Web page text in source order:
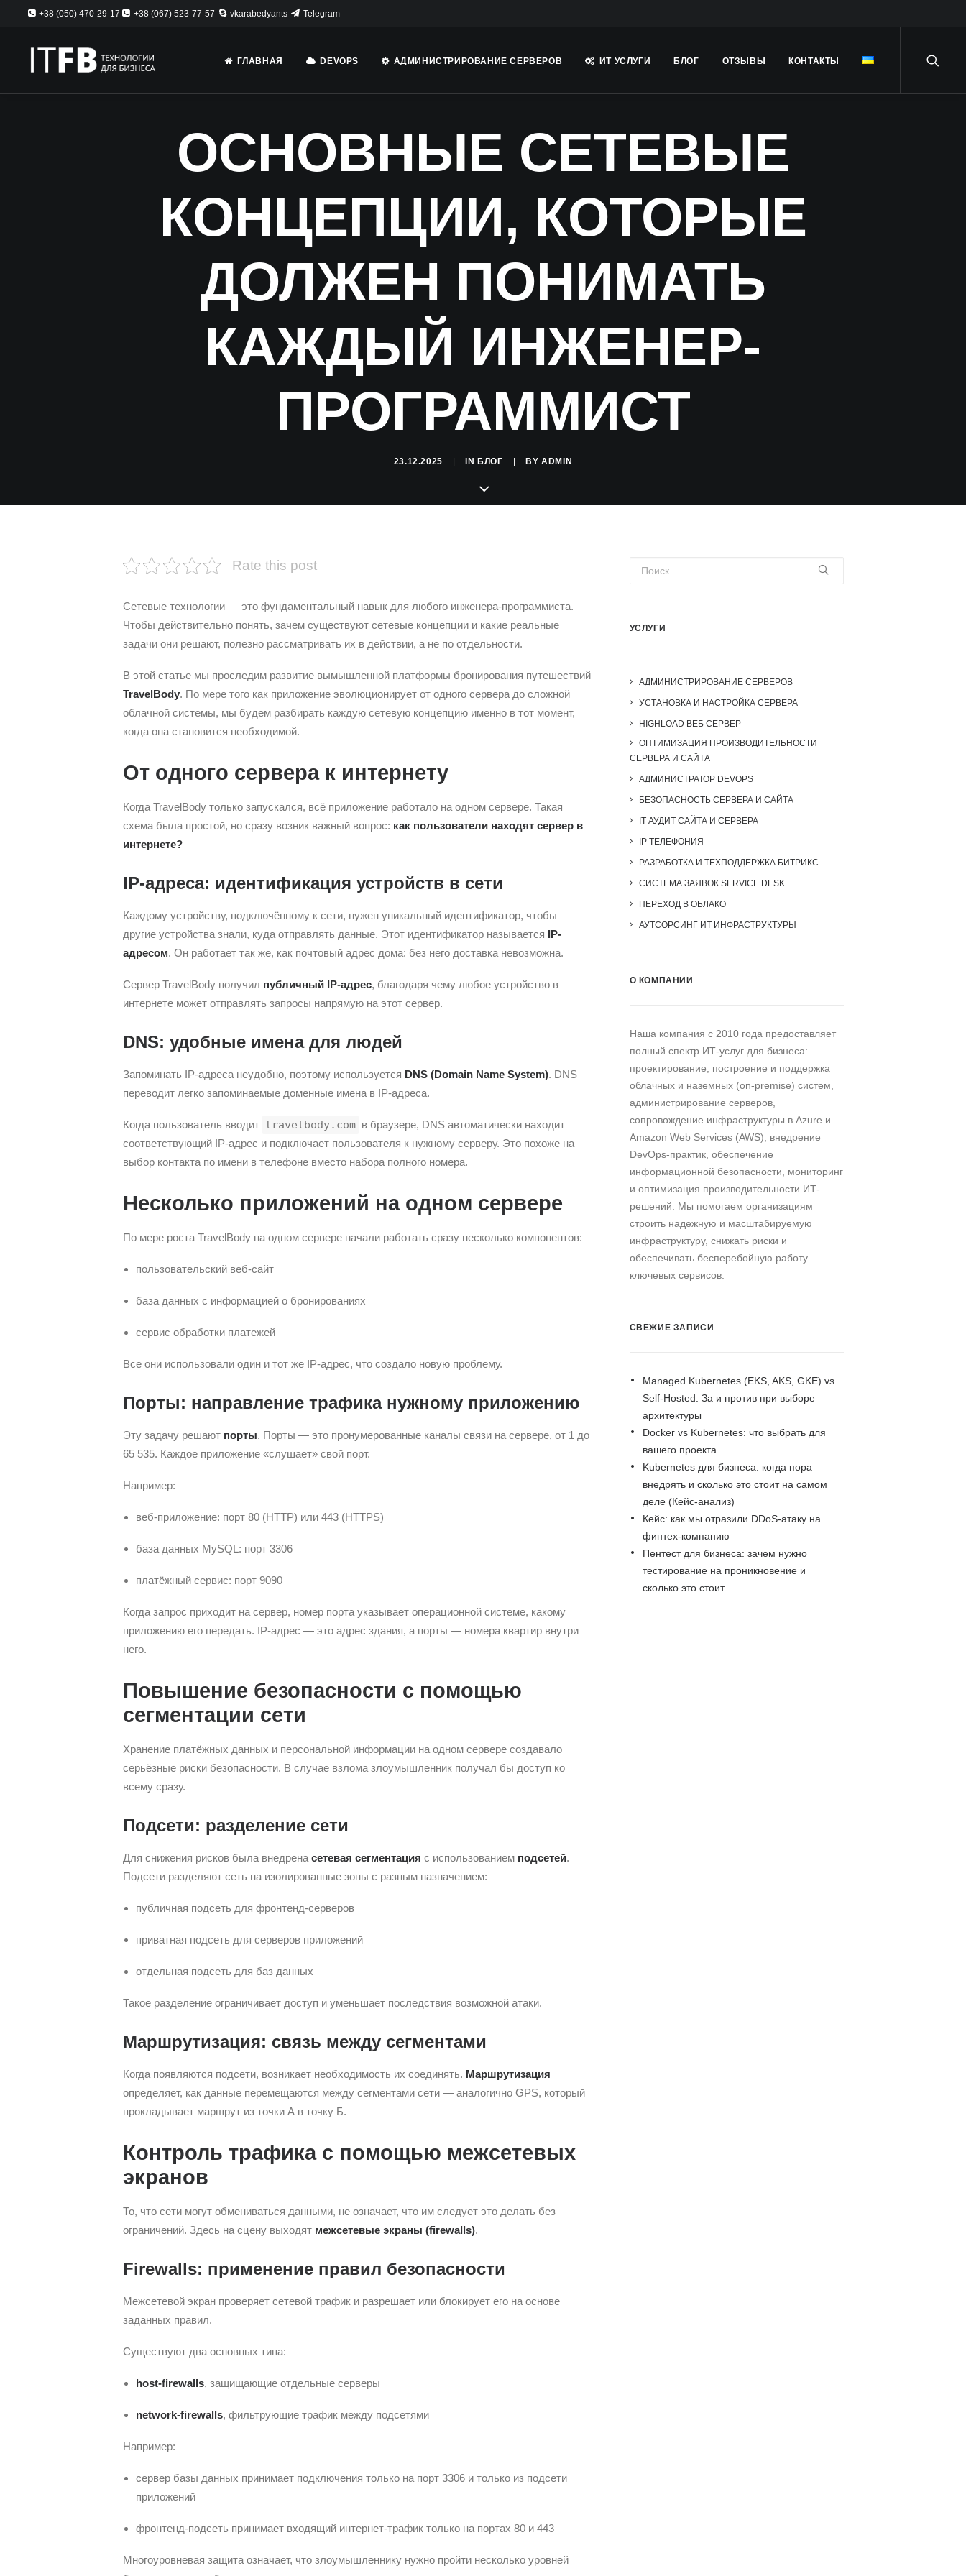
+38 (050) 470-29-17 +38 (067) 523-77-57 vkarabedyants Telegram
ГЛАВНАЯ DEVOPS АДМИНИСТРИРОВАНИЕ СЕРВЕРОВ ИТ УСЛУГИ БЛОГ ОТЗЫВЫ КОНТАКТЫ
ОСНОВНЫЕ СЕТЕВЫЕ
КОНЦЕПЦИИ, КОТОРЫЕ
ДОЛЖЕН ПОНИМАТЬ
КАЖДЫЙ ИНЖЕНЕР-
ПРОГРАММИСТ
23.12.2025 IN БЛОГ BYADMIN
Rate this post
Сетевые технологии — это фундаментальный навык для любого инженера-программиста.
Чтобы действительно понять, зачем существуют сетевые концепции и какие реальные
задачи они решают, полезно рассматривать их в действии, а не по отдельности.
В этой статье мы проследим развитие вымышленной платформы бронирования путешествий
TravelBody. По мере того как приложение эволюционирует от одного сервера до сложной
облачной системы, мы будем разбирать каждую сетевую концепцию именно в тот момент,
когда она становится необходимой.
От одного сервера к интернету
Когда TravelBody только запускался, всё приложение работало на одном сервере. Такая
схема была простой, но сразу возник важный вопрос: как пользователи находят сервер в
интернете?
IP-адреса: идентификация устройств в сети
Каждому устройству, подключённому к сети, нужен уникальный идентификатор, чтобы
другие устройства знали, куда отправлять данные. Этот идентификатор называется IP-
адресом. Он работает так же, как почтовый адрес дома: без него доставка невозможна.
Сервер TravelBody получил публичный IP-адрес, благодаря чему любое устройство в
интернете может отправлять запросы напрямую на этот сервер.
DNS: удобные имена для людей
Запоминать IP-адреса неудобно, поэтому используется DNS (Domain Name System). DNS
переводит легко запоминаемые доменные имена в IP-адреса.
Когда пользователь вводит travelbody.com в браузере, DNS автоматически находит
соответствующий IP-адрес и подключает пользователя к нужному серверу. Это похоже на
выбор контакта по имени в телефоне вместо набора полного номера.
Несколько приложений на одном сервере
По мере роста TravelBody на одном сервере начали работать сразу несколько компонентов:
пользовательский веб-сайт
база данных с информацией о бронированиях
сервис обработки платежей
Все они использовали один и тот же IP-адрес, что создало новую проблему.
Порты: направление трафика нужному приложению
Эту задачу решают порты. Порты — это пронумерованные каналы связи на сервере, от 1 до
65 535. Каждое приложение «слушает» свой порт.
Например:
веб-приложение: порт 80 (HTTP) или 443 (HTTPS)
база данных MySQL: порт 3306
платёжный сервис: порт 9090
Когда запрос приходит на сервер, номер порта указывает операционной системе, какому
приложению его передать. IP-адрес — это адрес здания, а порты — номера квартир внутри
него.
Повышение безопасности с помощью
сегментации сети
Хранение платёжных данных и персональной информации на одном сервере создавало
серьёзные риски безопасности. В случае взлома злоумышленник получал бы доступ ко
всему сразу.
Подсети: разделение сети
Для снижения рисков была внедрена сетевая сегментация с использованием подсетей.
Подсети разделяют сеть на изолированные зоны с разным назначением:
публичная подсеть для фронтенд-серверов
приватная подсеть для серверов приложений
отдельная подсеть для баз данных
Такое разделение ограничивает доступ и уменьшает последствия возможной атаки.
Маршрутизация: связь между сегментами
Когда появляются подсети, возникает необходимость их соединять. Маршрутизация
определяет, как данные перемещаются между сегментами сети — аналогично GPS, который
прокладывает маршрут из точки А в точку Б.
Контроль трафика с помощью межсетевых
экранов
То, что сети могут обмениваться данными, не означает, что им следует это делать без
ограничений. Здесь на сцену выходят межсетевые экраны (firewalls).
Firewalls: применение правил безопасности
Межсетевой экран проверяет сетевой трафик и разрешает или блокирует его на основе
заданных правил.
Существуют два основных типа:
host-firewalls, защищающие отдельные серверы
network-firewalls, фильтрующие трафик между подсетями
Например:
сервер базы данных принимает подключения только на порт 3306 и только из подсети
приложений
фронтенд-подсеть принимает входящий интернет-трафик только на портах 80 и 443
Многоуровневая защита означает, что злоумышленнику нужно пройти несколько уровней
УСЛУГИ
АДМИНИСТРИРОВАНИЕ СЕРВЕРОВ
УСТАНОВКА И НАСТРОЙКА СЕРВЕРА
HIGHLOAD ВЕБ СЕРВЕР
ОПТИМИЗАЦИЯ ПРОИЗВОДИТЕЛЬНОСТИ
СЕРВЕРА И САЙТА
АДМИНИСТРАТОР DEVOPS
БЕЗОПАСНОСТЬ СЕРВЕРА И САЙТА
IT АУДИТ САЙТА И СЕРВЕРА
IP ТЕЛЕФОНИЯ
РАЗРАБОТКА И ТЕХПОДДЕРЖКА БИТРИКС
СИСТЕМА ЗАЯВОК SERVICE DESK
ПЕРЕХОД В ОБЛАКО
АУТСОРСИНГ ИТ ИНФРАСТРУКТУРЫ
О КОМПАНИИ
Наша компания c 2010 года предоставляет
полный спектр ИТ-услуг для бизнеса:
проектирование, построение и поддержка
облачных и наземных (on-premise) систем,
администрирование серверов,
сопровождение инфраструктуры в Azure и
Amazon Web Services (AWS), внедрение
DevOps-практик, обеспечение
информационной безопасности, мониторинг
и оптимизация производительности ИТ-
решений. Мы помогаем организациям
строить надежную и масштабируемую
инфраструктуру, снижать риски и
обеспечивать бесперебойную работу
ключевых сервисов.
СВЕЖИЕ ЗАПИСИ
Managed Kubernetes (EKS, AKS, GKE) vs
Self-Hosted: За и против при выборе
архитектуры
Docker vs Kubernetes: что выбрать для
вашего проекта
Kubernetes для бизнеса: когда пора
внедрять и сколько это стоит на самом
деле (Кейс-анализ)
Кейс: как мы отразили DDoS-атаку на
финтех-компанию
Пентест для бизнеса: зачем нужно
тестирование на проникновение и
сколько это стоит